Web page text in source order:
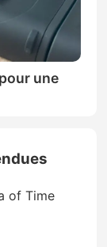
une
of Time